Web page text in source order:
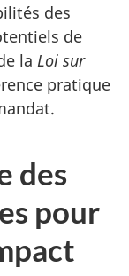
des
de
la Loi sur
pratique
des
pour